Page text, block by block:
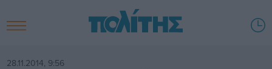
28.11.2014, 9:56